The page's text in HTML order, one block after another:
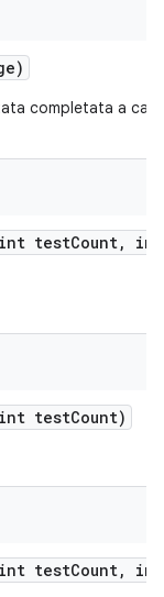
completata a
int testCount,
int
int testCount)
int testCount,
int